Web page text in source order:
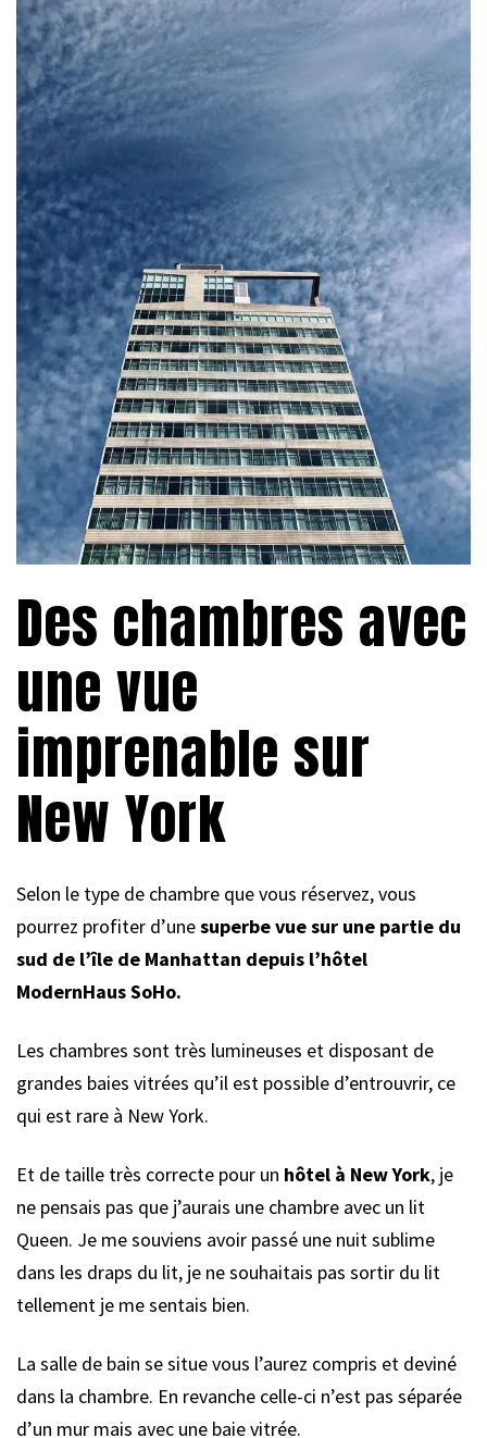
Des chambres avec
une vue
imprenable sur
New York
Selon le type de chambre que vous réservez, vous
pourrez profiter d’unesuperbe vue sur une partie du
sud de l’île de Manhattan depuis l’hôtel
ModernHaus SoHo.
Les chambres sont très lumineuses et disposant de
grandes baies vitrées qu’il est possible d’entrouvrir, ce
qui est rare à New York.
Et de taille très correcte pour un hôtel à New York, je
ne pensais pas que j’aurais une chambre avec un lit
Queen. Je me souviens avoir passé une nuit sublime
dans les draps du lit, je ne souhaitais pas sortir du lit
tellement je me sentais bien.
La salle de bain se situe vous l’aurez compris et deviné
dans la chambre. En revanche celle-ci n’est pas séparée
d’un mur mais avec une baie vitrée.